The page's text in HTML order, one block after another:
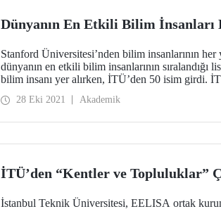
Dünyanın En Etkili Bilim İnsanları
Stanford Üniversitesi’nden bilim insanlarının her
dünyanın en etkili bilim insanlarının sıralandığı
bilim insanı yer alırken, İTÜ’den 50 isim girdi.
28 Eki 2021 Akademik
İTÜ’den “Kentler ve Topluluklar”
İstanbul Teknik Üniversitesi, EELISA ortak